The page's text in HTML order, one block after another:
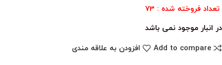
تعداد فروخته شده : 73
در انبار موجود نمی باشد
Add to compare
افزودن به علاقه مندی